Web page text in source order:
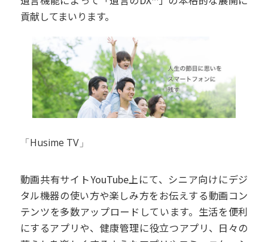
貢献してまいります。
「Husime TV」
動画共有サイトYouTube上にて、シニア向けにデジ
タル機器の使い方や楽しみ方をお伝えする動画コン
テンツを多数アップロードしています。生活を便利
にするアプリや、健康管理に役立つアプリ、日々の